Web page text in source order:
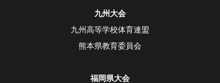
九州大会
九州高等学校体育連盟
熊本県教育委員会
福岡県大会